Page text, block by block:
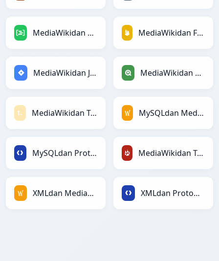
MediaWikidan DAXga MediaWikidan Firebasega
MediaWikidan Jiraga MediaWikidan Qlikga
MediaWikidan Textilega MySQLdan MediaWikiga
MySQLdan Protobufga MediaWikidan TracWikiga
XMLdan MediaWikiga XMLdan Protobufga